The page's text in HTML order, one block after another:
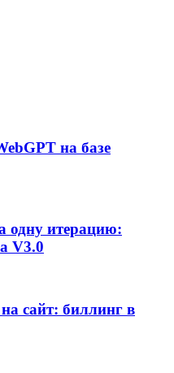
на базе
одну итерацию:
V3.0
сайт: биллинг в